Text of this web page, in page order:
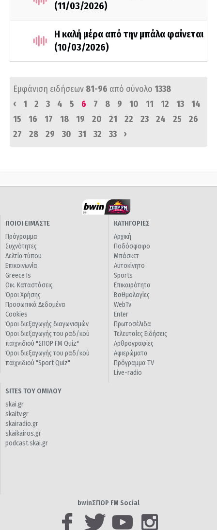
(11/03/2026)
Η καλή μέρα από την μπάλα φαίνεται
(10/03/2026)
Εμφάνιση ειδήσεων 81-96 από σύνολο 1338
‹
1 2 3 4 5 6 7 8 9 10 11 12 13
14
15
16 17 18 19 20 21 22 23 24 25
26
27
28 29 30 31 32 33 ›
ΠΟΙΟΙ ΕΙΜΑΣΤΕ
Πρόγραμμα
Συχνότητες
Δελτία τύπου
Επικοινωνία
Greece Is
Οικ. Καταστάσεις
Όροι Χρήσης
Προσωπικά Δεδομένα
Cookies
Όροι διεξαγωγής διαγωνισμών
Όροι διεξαγωγής του ραδ/κού
παιχνιδιού "ΣΠΟΡ FM Quiz"
Όροι διεξαγωγής του ραδ/κού
παιχνιδιού "Sport Quiz"
ΚΑΤΗΓΟΡΙΕΣ
Αρχική
Ποδόσφαιρο
Μπάσκετ
Αυτοκίνητο
Sports
Επικαιρότητα
Βαθμολογίες
WebTv
Enter
Πρωτοσέλιδα
Τελευταίες Ειδήσεις
Αρθρογραφίες
Αφιερώματα
Πρόγραμμα TV
Live-radio
SITES ΤΟΥ ΟΜΙΛΟΥ
skai.gr
skaitv.gr
skairadio.gr
skaikairos.gr
podcast.skai.gr
bwinΣΠΟΡ FM Social